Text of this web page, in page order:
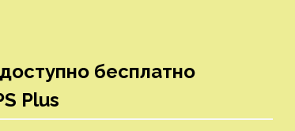
бесплатно
Plus